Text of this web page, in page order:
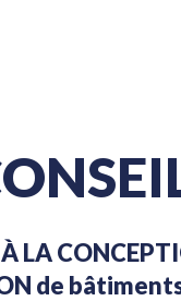
LA
de